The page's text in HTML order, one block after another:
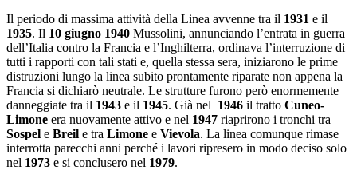
Il periodo di massima attività della Linea avvenne tra il 1931 e il
1935. Il 10 giugno 1940 Mussolini, annunciando l’entrata in guerra
dell’Italia contro la Francia e l’Inghilterra, ordinava l’interruzione di
tutti i rapporti con tali stati e, quella stessa sera, iniziarono le prime
distruzioni lungo la linea subito prontamente riparate non appena la
Francia si dichiarò neutrale. Le strutture furono però enormemente
danneggiate tra il 1943 e il 1945. Già nel 1946 il tratto Cuneo-
Limone era nuovamente attivo e nel 1947 riaprirono i tronchi tra
Sospel e Breil e tra Limone e Vievola. La linea comunque rimase
interrotta parecchi anni perché i lavori ripresero in modo deciso solo
nel 1973 e si conclusero nel 1979.